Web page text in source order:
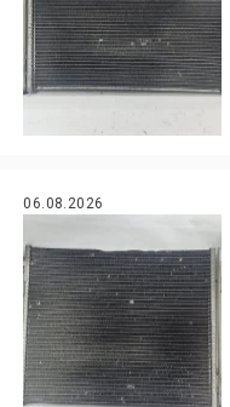
06.08.2026